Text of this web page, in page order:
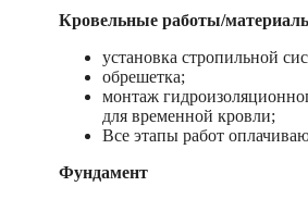
Кровельные работы/
установка стропильной
обрешетка;
монтаж
для временной кровли;
Все этапы работ
Фундамент